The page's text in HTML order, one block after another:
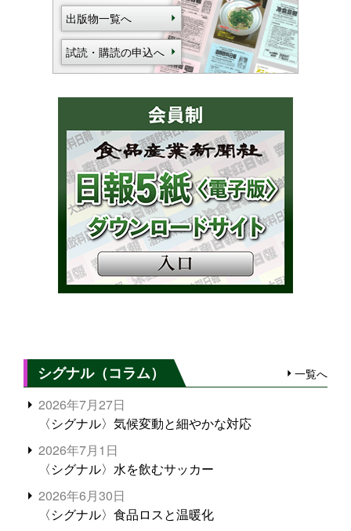
出版物一覧へ
試読・購読の申込へ
シグナル（コラム） 一覧へ
2026年7月27日
〈シグナル〉気候変動と細やかな対応
2026年7月1日
〈シグナル〉水を飲むサッカー
2026年6月30日
〈シグナル〉食品ロスと温暖化